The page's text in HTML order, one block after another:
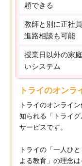
頼できる
教師と別に正社
進路相談も可能
授業日以外の家
いシステム
トライのオンラ
トライのオンライ
知られる「トライ
サービスです。
トライの「一人ひ
よる教育」の理念